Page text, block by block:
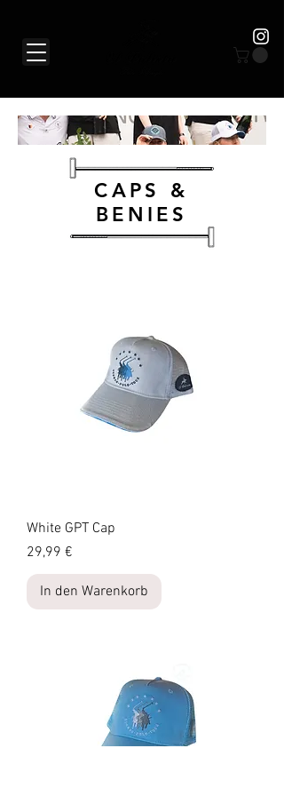
CAPS &
BENIES
White GPT Cap
Preis
29,99 €
In den Warenkorb